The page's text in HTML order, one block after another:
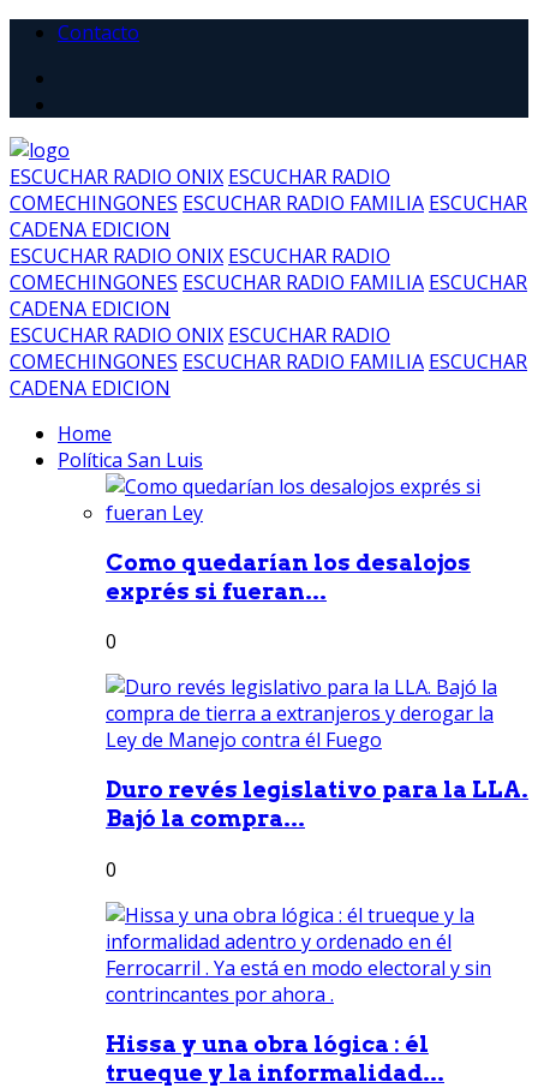
Contacto
ESCUCHAR RADIO ONIX ESCUCHAR RADIO
COMECHINGONES ESCUCHAR RADIO FAMILIA ESCUCHAR
CADENA EDICION
ESCUCHAR RADIO ONIX ESCUCHAR RADIO
COMECHINGONES ESCUCHAR RADIO FAMILIA ESCUCHAR
CADENA EDICION
ESCUCHAR RADIO ONIX ESCUCHAR RADIO
COMECHINGONES ESCUCHAR RADIO FAMILIA ESCUCHAR
CADENA EDICION
Home
Política San Luis
Como quedarían los desalojos
exprés si fueran...
0
Duro revés legislativo para la LLA.
Bajó la compra...
0
Hissa y una obra lógica : él
trueque y la informalidad...